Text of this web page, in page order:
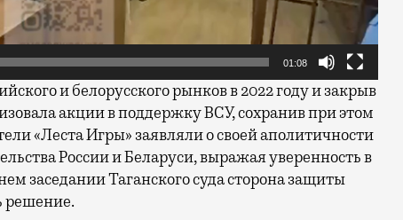
01:08
и белорусского рынков в 2022 году и закрыв
акции в поддержку ВСУ, сохранив при этом
«Леста Игры» заявляли о своей аполитичности
России и Беларуси, выражая уверенность в
заседании Таганского суда сторона защиты
решение.